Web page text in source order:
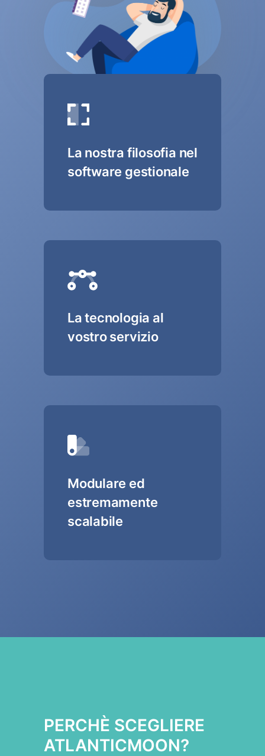
La nostra filosofia nel
software gestionale
La tecnologia al
vostro servizio
Modulare ed
estremamente
scalabile
PERCHÈ SCEGLIERE
ATLANTICMOON?